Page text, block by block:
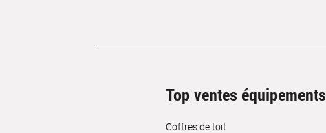
Top ventes équipements
Coffres de toit